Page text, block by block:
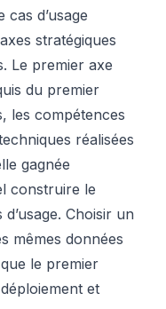
d’usage
stratégiques
Le premier axe
du premier
les compétences
réalisées
gagnée
construire le
Choisir un
mêmes données
le premier
et